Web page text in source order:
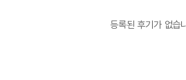
등록된 후기가 없습